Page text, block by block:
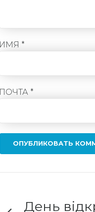
ИМЯ *
ПОЧТА *
ОПУБЛИКОВАТЬ
День